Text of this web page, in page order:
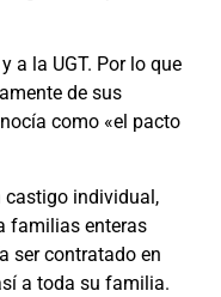
a la UGT. Por lo que
de sus
como «el pacto
castigo individual,
familias enteras
ser contratado en
a toda su familia.